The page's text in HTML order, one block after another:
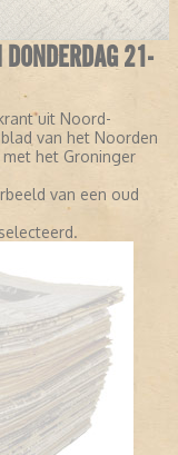
21-
uit Noord-
van het Noorden
het Groninger
van een oud